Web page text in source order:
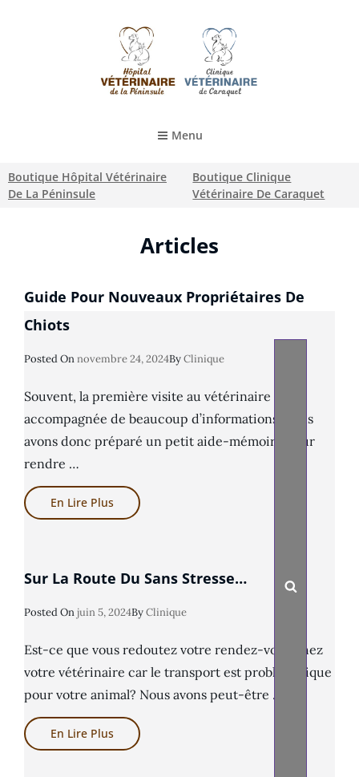
Menu
Boutique Hôpital Vétérinaire
De La Péninsule
Boutique Clinique
Vétérinaire De Caraquet
Articles
Articles
Guide Pour Nouveaux Propriétaires De
Chiots
Posted On Posted
Novembre 24, 2024ByClinique
Souvent, la première visite au vétérinaire est
accompagnée de beaucoup d’informations, nous
avons donc préparé un petit aide-mémoire pour
rendre …
En Lire PlusGuide
Pour
Nouveaux
Sur La Route Du Sans Stresse…
Posted OnPosted
Juin 5, 2024ByClinique
Est-ce que vous redoutez votre rendez-vous chez
votre vétérinaire car le transport est problématique
pour votre animal? Nous avons peut-être …
En Lire PlusSur
Route